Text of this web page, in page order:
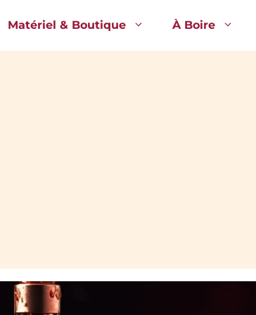
Matériel & Boutique À Boire